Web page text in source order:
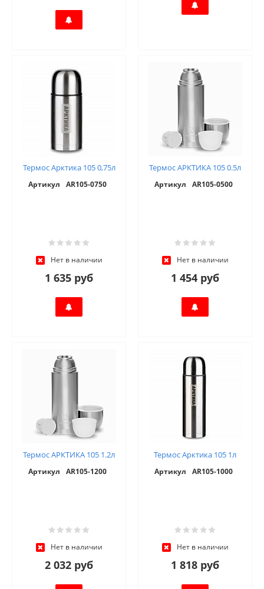
Термос Арктика 105 0,75л
Артикул AR105-0750
Нет в наличии
1 635 руб
Термос АРКТИКА 105 0.5л
Артикул AR105-0500
Нет в наличии
1 454 руб
Термос АРКТИКА 105 1.2л
Артикул AR105-1200
Нет в наличии
2 032 руб
Термос Арктика 105 1л
Артикул AR105-1000
Нет в наличии
1 818 руб